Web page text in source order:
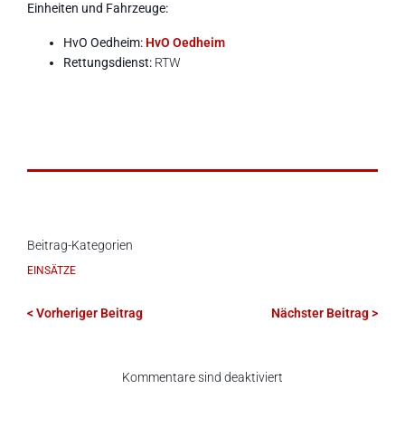
Einheiten und Fahrzeuge:
HvO Oedheim: HvO Oedheim
Rettungsdienst: RTW
Beitrag-Kategorien
EINSÄTZE
< Vorheriger Beitrag Nächster Beitrag >
Kommentare sind deaktiviert